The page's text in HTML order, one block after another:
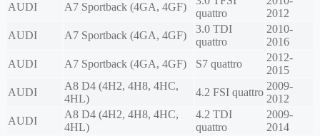
AUDI
A7 Sportback (4GA, 4GF)
quattro
2012
AUDI
A7 Sportback (4GA, 4GF)
3.0 TDI
quattro
2010-
2016
AUDI
A7 Sportback (4GA, 4GF) S7 quattro
2012-
2015
AUDI
A8 D4 (4H2, 4H8, 4HC,
4HL)
4.2 FSI quattro
2009-
2012
AUDI
A8 D4 (4H2, 4H8, 4HC,
4HL)
4.2 TDI
quattro
2009-
2014